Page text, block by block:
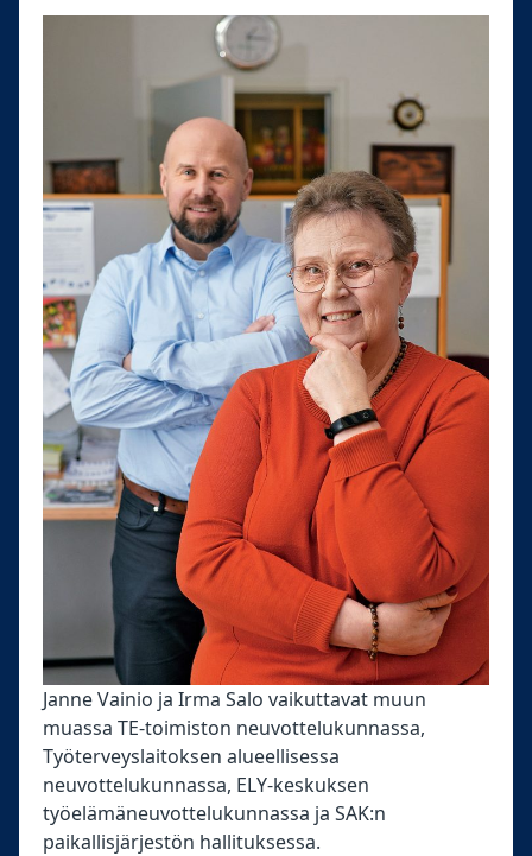
Janne Vainio ja Irma Salo vaikuttavat muun
muassa TE-toimiston neuvottelukunnassa,
Työterveyslaitoksen alueellisessa
neuvottelukunnassa, ELY-keskuksen
työelämäneuvottelukunnassa ja SAK:n
paikallisjärjestön hallituksessa.